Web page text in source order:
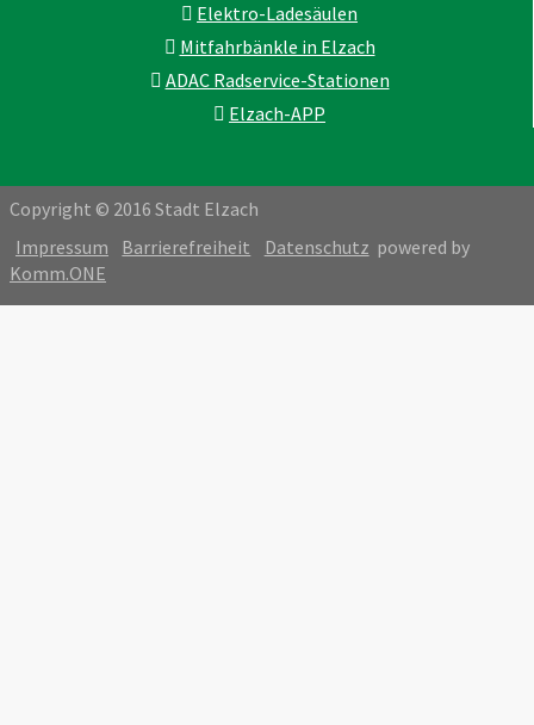
Elektro-Ladesäulen
Mitfahrbänkle in Elzach
ADAC Radservice-Stationen
Elzach-APP
Copyright © 2016 Stadt Elzach
Impressum
Barrierefreiheit Datenschutz powered by
Komm.ONE